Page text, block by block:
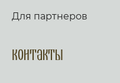
Для партнеров
Контакты